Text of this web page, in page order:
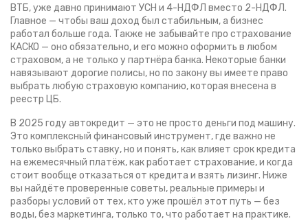
ВТБ, уже давно принимают УСН и 4-НДФЛ вместо 2-НДФЛ.
Главное — чтобы ваш доход был стабильным, а бизнес
работал больше года. Также не забывайте про страхование
КАСКО — оно обязательно, и его можно оформить в любом
страховом, а не только у партнёра банка. Некоторые банки
навязывают дорогие полисы, но по закону вы имеете право
выбрать любую страховую компанию, которая внесена в
реестр ЦБ.
В 2025 году автокредит — это не просто деньги под машину.
Это комплексный финансовый инструмент, где важно не
только выбрать ставку, но и понять, как влияет срок кредита
на ежемесячный платёж, как работает страхование, и когда
стоит вообще отказаться от кредита и взять лизинг. Ниже
вы найдёте проверенные советы, реальные примеры и
разборы условий от тех, кто уже прошёл этот путь — без
воды, без маркетинга, только то, что работает на практике.